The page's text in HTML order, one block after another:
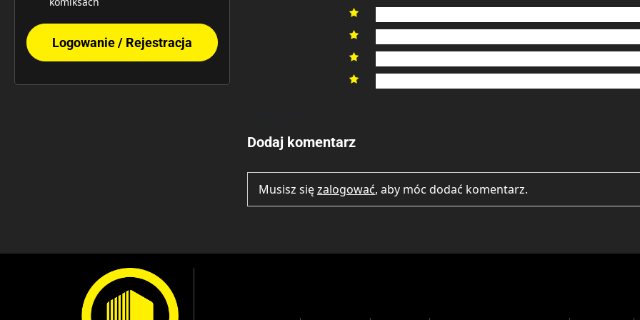
Logowanie / Rejestracja




Dodaj komentarz
Musisz sięzalogować, aby móc dodać komentarz.